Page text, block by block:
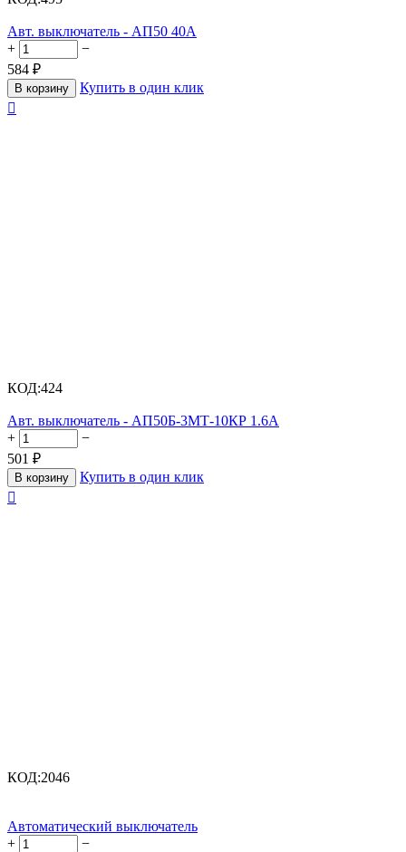
Авт. выключатель - АП50 40А
+
−
584 ₽
В корзину
Купить в один клик

КОД:424
Авт. выключатель - АП50Б-3МТ-10КР 1.6А
+
−
501 ₽
В корзину
Купить в один клик

КОД:2046
Автоматический выключатель
+
−